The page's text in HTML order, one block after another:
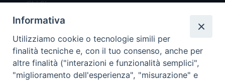
Chi Siamo
Redazione
Scrivici
Informativa
Utilizziamo cookie o tecnologie simili per
finalità tecniche e, con il tuo consenso, anche per
altre finalità ("interazioni e funzionalità semplici",
"miglioramento dell'esperienza", "misurazione" e